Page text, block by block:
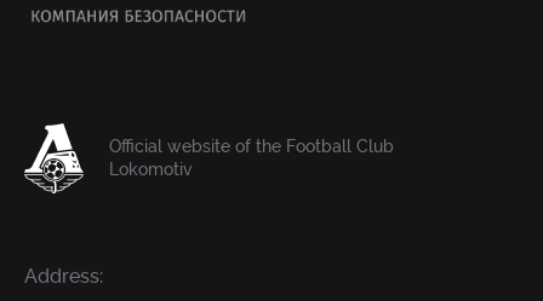
Official website of the Football Club
Lokomotiv
Address: